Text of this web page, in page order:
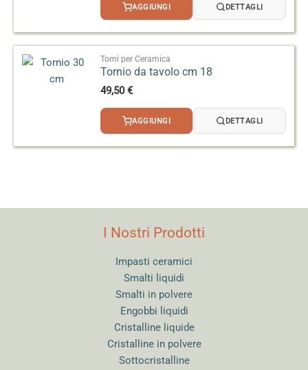
AGGIUNGI DETTAGLI
Torni per Ceramica
Tornio da tavolo cm 18
49,50€
AGGIUNGI DETTAGLI
I Nostri Prodotti
Impasti ceramici
Smalti liquidi
Smalti in polvere
Engobbi liquidi
Cristalline liquide
Cristalline in polvere
Sottocristalline